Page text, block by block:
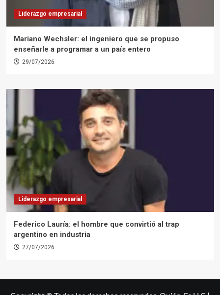
Liderazgo empresarial
Mariano Wechsler: el ingeniero que se propuso
enseñarle a programar a un país entero
29/07/2026
Liderazgo empresarial
Federico Lauría: el hombre que convirtió al trap
argentino en industria
27/07/2026